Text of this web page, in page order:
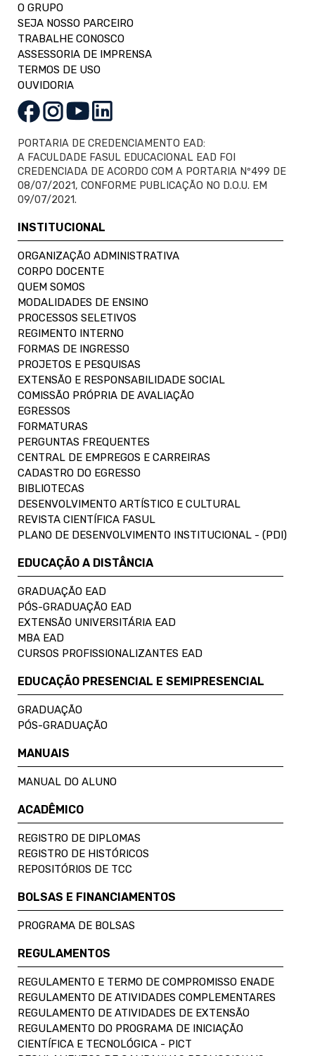
O GRUPO
SEJA NOSSO PARCEIRO
TRABALHE CONOSCO
ASSESSORIA DE IMPRENSA
TERMOS DE USO
OUVIDORIA
PORTARIA DE CREDENCIAMENTO EAD:
A FACULDADE FASUL EDUCACIONAL EAD FOI
CREDENCIADA DE ACORDO COM A PORTARIA Nº499 DE
08/07/2021, CONFORME PUBLICAÇÃO NO D.O.U. EM
09/07/2021.
INSTITUCIONAL
ORGANIZAÇÃO ADMINISTRATIVA
CORPO DOCENTE
QUEM SOMOS
MODALIDADES DE ENSINO
PROCESSOS SELETIVOS
REGIMENTO INTERNO
FORMAS DE INGRESSO
PROJETOS E PESQUISAS
EXTENSÃO E RESPONSABILIDADE SOCIAL
COMISSÃO PRÓPRIA DE AVALIAÇÃO
EGRESSOS
FORMATURAS
PERGUNTAS FREQUENTES
CENTRAL DE EMPREGOS E CARREIRAS
CADASTRO DO EGRESSO
BIBLIOTECAS
DESENVOLVIMENTO ARTÍSTICO E CULTURAL
REVISTA CIENTÍFICA FASUL
PLANO DE DESENVOLVIMENTO INSTITUCIONAL - (PDI)
EDUCAÇÃO A DISTÂNCIA
GRADUAÇÃO EAD
PÓS-GRADUAÇÃO EAD
EXTENSÃO UNIVERSITÁRIA EAD
MBA EAD
CURSOS PROFISSIONALIZANTES EAD
EDUCAÇÃO PRESENCIAL E SEMIPRESENCIAL
GRADUAÇÃO
PÓS-GRADUAÇÃO
MANUAIS
MANUAL DO ALUNO
ACADÊMICO
REGISTRO DE DIPLOMAS
REGISTRO DE HISTÓRICOS
REPOSITÓRIOS DE TCC
BOLSAS E FINANCIAMENTOS
PROGRAMA DE BOLSAS
REGULAMENTOS
REGULAMENTO E TERMO DE COMPROMISSO ENADE
REGULAMENTO DE ATIVIDADES COMPLEMENTARES
REGULAMENTO DE ATIVIDADES DE EXTENSÃO
REGULAMENTO DO PROGRAMA DE INICIAÇÃO
CIENTÍFICA E TECNOLÓGICA - PICT